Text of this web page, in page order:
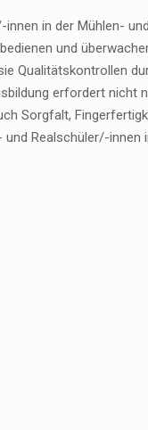
in der Mühlen-
und
Qualitätskontrollen
erfordert
Sorgfalt,
Realschüler/-